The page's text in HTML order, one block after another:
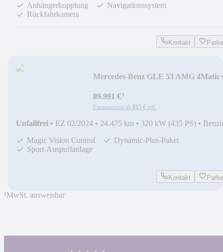
Anhängerkupplung
Navigationssystem
Rückfahrkamera
Kontakt
Mercedes-Benz GLE 53 AMG
89.991 €¹
Finanzierung ab 815 € mtl.
Unfallfrei • EZ 02/2024 • 24.475 km • 320 kW (435 PS) •
Magic Vision Control
Dynamic-Plus-Paket
Sport-Auspuffanlage
Kontakt
¹MwSt. ausweisbar